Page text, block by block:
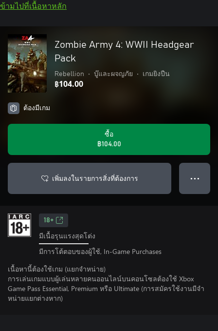
ข้ามไปที่เนื้อหาหลัก
Zombie Army 4: WWII Headgear
Pack
Rebellion • บู๊และผจญภัย • เกมยิงปืน
฿104.00
ต้องมีเกม
ซื้อ
฿104.00
เพิ่มลงในรายการสิ่งที่ต้องการ ● ● ●
18+
มีเนื้อรุนแรงสุดโต่ง
มีการโต้ตอบของผู้ใช้, In-Game Purchases
เนื้อหานี้ต้องใช้เกม (แยกจำหน่าย)
การเล่นเกมแบบผู้เล่นหลายคนออนไลน์บนคอนโซลต้องใช้ Xbox
Game Pass Essential, Premium หรือ Ultimate (การสมัครใช้งานมีจํา
หน่ายแยกต่างหาก)